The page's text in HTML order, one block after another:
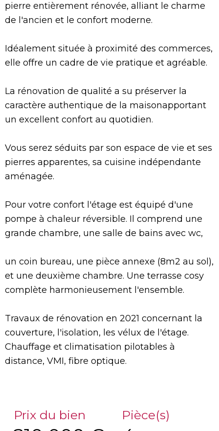
pierre entièrement rénovée, alliant le charme
de l'ancien et le confort moderne.
Idéalement située à proximité des commerces,
elle offre un cadre de vie pratique et agréable.
La rénovation de qualité a su préserver la
caractère authentique de la maisonapportant
un excellent confort au quotidien.
Vous serez séduits par son espace de vie et ses
pierres apparentes, sa cuisine indépendante
aménagée.
Pour votre confort l'étage est équipé d'une
pompe à chaleur réversible. Il comprend une
grande chambre, une salle de bains avec wc,
un coin bureau, une pièce annexe (8m2 au sol),
et une deuxième chambre. Une terrasse cosy
complète harmonieusement l'ensemble.
Travaux de rénovation en 2021 concernant la
couverture, l'isolation, les vélux de l'étage.
Chauffage et climatisation pilotables à
distance, VMI, fibre optique.
Prix du bien Pièce(s)